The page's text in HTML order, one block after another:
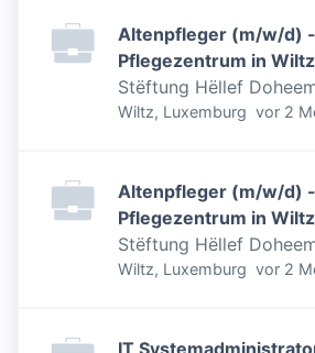
Altenpfleger (m/w/d)
Pflegezentrum in Wiltz
Stëftung Hëllef
Wiltz, Luxemburg vor 2
Altenpfleger (m/w/d)
Pflegezentrum in Wiltz
Stëftung Hëllef
Wiltz, Luxemburg vor 2
IT